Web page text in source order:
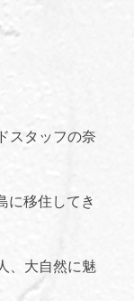
スタッフの奈
に移住してき
、大自然に魅